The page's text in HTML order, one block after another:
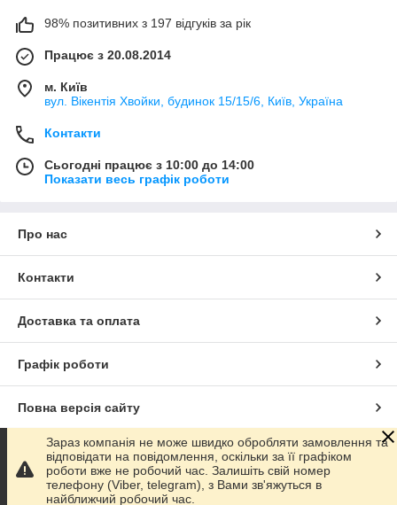
98% позитивних з 197 відгуків за рік
Працює з 20.08.2014
м. Київ
вул. Вікентія Хвойки, будинок 15/15/6, Київ, Україна
Контакти
Сьогодні працює з 10:00 до 14:00
Показати весь графік роботи
Про нас
Контакти
Доставка та оплата
Графік роботи
Повна версія сайту
Сайт створено на маркетплейсіProm.ua
Політика конфіденційності
Зараз компанія не може швидко обробляти замовлення та
відповідати на повідомлення, оскільки за її графіком
роботи вже не робочий час. Залишіть свій номер
телефону (Viber, telegram), з Вами зв'яжуться в
найближчий робочий час.